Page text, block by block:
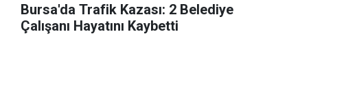
Bursa'da Trafik Kazası: 2 Belediye
Çalışanı Hayatını Kaybetti